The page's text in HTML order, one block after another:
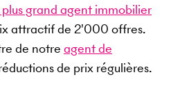
grand agent immobilier
attractif de 2'000 offres.
de notre agent de
de prix régulières.